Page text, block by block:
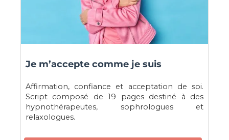
Je m’accepte comme je suis
Affirmation, confiance et acceptation de soi.
Script composé de 19 pages destiné à des
hypnothérapeutes, sophrologues et
relaxologues.